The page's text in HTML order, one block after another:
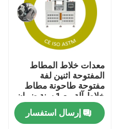
معلومات عنا
مراقبة الجودة
اتصل بنا
معدات خلاط المطاط
المفتوحة اثنين لفة
مفتوحة طاحونة مطاط
خلاط آلة مع 1 سنة ضمان
المطاط خليط قدرة 0.3
إلى 2 كجم
إرسال استفسار